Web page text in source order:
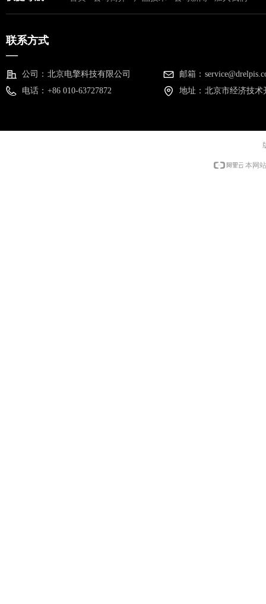
联系方式
—
公司： 北京电擎科技有限公司
电话： +86 010-63727872
邮箱：
地址： 北京市经济技术
本网